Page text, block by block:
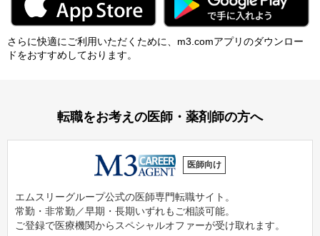
さらに快適にご利⽤いただくために、m3.comアプリのダウンロー
ドをおすすめしております。
転職をお考えの医師・薬剤師の方へ
医師向け
エムスリーグループ公式の医師専門転職サイト。
常勤・非常勤／早期・長期いずれもご相談可能。
ご登録で医療機関からスペシャルオファーが受け取れます。